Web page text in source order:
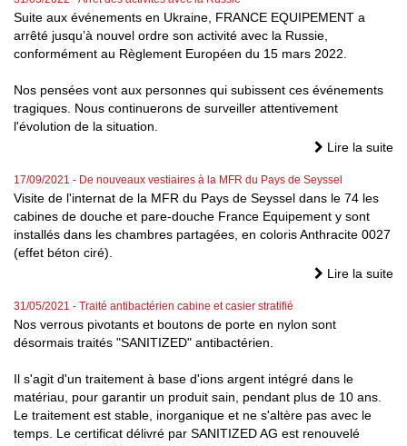
Suite aux événements en Ukraine, FRANCE EQUIPEMENT a
arrêté jusqu’à nouvel ordre son activité avec la Russie,
conformément au Règlement Européen du 15 mars 2022.
Nos pensées vont aux personnes qui subissent ces événements
tragiques. Nous continuerons de surveiller attentivement
l'évolution de la situation.
Lire la suite
17/09/2021 - De nouveaux vestiaires à la MFR du Pays de Seyssel
Visite de l'internat de la MFR du Pays de Seyssel dans le 74 les
cabines de douche et pare-douche France Equipement y sont
installés dans les chambres partagées, en coloris Anthracite 0027
(effet béton ciré).
Lire la suite
31/05/2021 - Traité antibactérien cabine et casier stratifié
Nos verrous pivotants et boutons de porte en nylon sont
désormais traités "SANITIZED" antibactérien.
Il s'agit d'un traitement à base d'ions argent intégré dans le
matériau, pour garantir un produit sain, pendant plus de 10 ans.
Le traitement est stable, inorganique et ne s'altère pas avec le
temps. Le certificat délivré par SANITIZED AG est renouvelé